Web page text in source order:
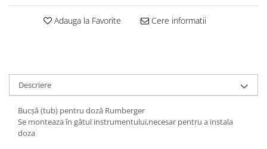
Triole / Melodica
Trompete
Trompete de buzunar
Trompete piccolo
Tuba
Adauga la Favorite Cere informatii
Descriere
Bucșă (tub) pentru doză Rumberger
Se monteaza în gâtul instrumentului,necesar pentru a instala
doza